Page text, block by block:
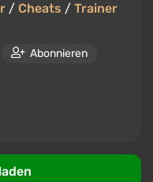
/ Cheats / Trainer
Abonnieren